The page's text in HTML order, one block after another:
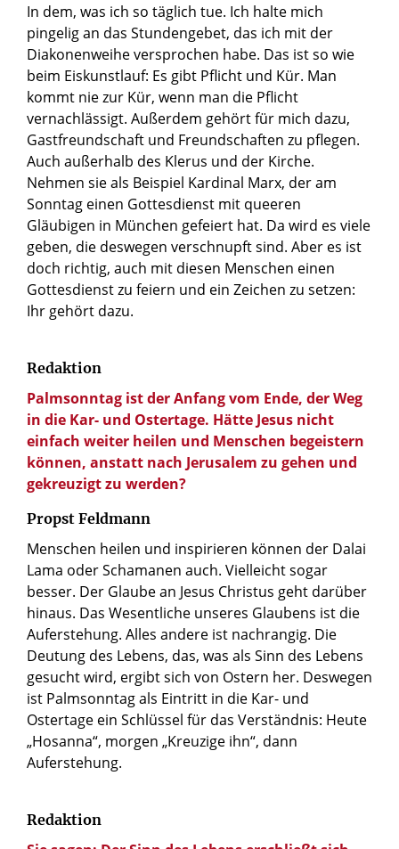
In dem, was ich so täglich tue. Ich halte mich
pingelig an das Stundengebet, das ich mit der
Diakonenweihe versprochen habe. Das ist so wie
beim Eiskunstlauf: Es gibt Pflicht und Kür. Man
kommt nie zur Kür, wenn man die Pflicht
vernachlässigt. Außerdem gehört für mich dazu,
Gastfreundschaft und Freundschaften zu pflegen.
Auch außerhalb des Klerus und der Kirche.
Nehmen sie als Beispiel Kardinal Marx, der am
Sonntag einen Gottesdienst mit queeren
Gläubigen in München gefeiert hat. Da wird es viele
geben, die deswegen verschnupft sind. Aber es ist
doch richtig, auch mit diesen Menschen einen
Gottesdienst zu feiern und ein Zeichen zu setzen:
Ihr gehört dazu.
Redaktion
Palmsonntag ist der Anfang vom Ende, der Weg
in die Kar- und Ostertage. Hätte Jesus nicht
einfach weiter heilen und Menschen begeistern
können, anstatt nach Jerusalem zu gehen und
gekreuzigt zu werden?
Propst Feldmann
Menschen heilen und inspirieren können der Dalai
Lama oder Schamanen auch. Vielleicht sogar
besser. Der Glaube an Jesus Christus geht darüber
hinaus. Das Wesentliche unseres Glaubens ist die
Auferstehung. Alles andere ist nachrangig. Die
Deutung des Lebens, das, was als Sinn des Lebens
gesucht wird, ergibt sich von Ostern her. Deswegen
ist Palmsonntag als Eintritt in die Kar- und
Ostertage ein Schlüssel für das Verständnis: Heute
„Hosanna“, morgen „Kreuzige ihn“, dann
Auferstehung.
Redaktion